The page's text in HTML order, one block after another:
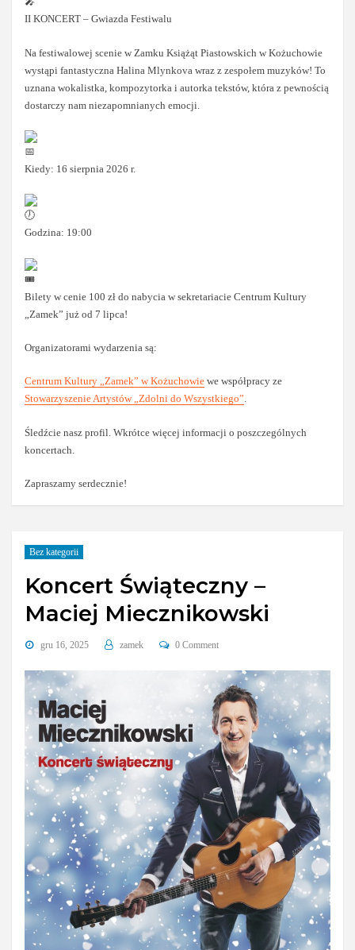
II KONCERT – Gwiazda Festiwalu
Na festiwalowej scenie w Zamku Książąt Piastowskich w Kożuchowie
wystąpi fantastyczna Halina Mlynkova wraz z zespołem muzyków! To
uznana wokalistka, kompozytorka i autorka tekstów, która z pewnością
dostarczy nam niezapomnianych emocji.
Kiedy: 16 sierpnia 2026 r.
Godzina: 19:00
Bilety w cenie 100 zł do nabycia w sekretariacie Centrum Kultury
„Zamek” już od 7 lipca!
Organizatorami wydarzenia są:
Centrum Kultury „Zamek” w Kożuchowie we współpracy ze
Stowarzyszenie Artystów „Zdolni do Wszystkiego”.
Śledźcie nasz profil. Wkrótce więcej informacji o poszczególnych
koncertach.
Zapraszamy serdecznie!
Bez kategorii
Koncert Świąteczny –
Maciej Miecznikowski
gru 16, 2025 zamek 0 Comment